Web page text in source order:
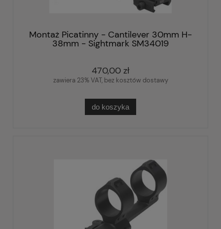
Montaż Picatinny - Cantilever 30mm H-
38mm - Sightmark SM34019
470,00 zł
zawiera 23% VAT, bez kosztów dostawy
do koszyka